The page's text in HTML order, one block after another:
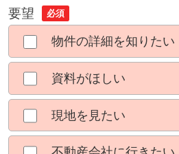
要望 必須
物件の詳細を知りたい
資料がほしい
現地を見たい